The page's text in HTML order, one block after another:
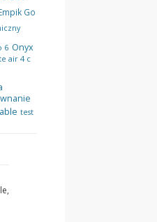
Go
6 Onyx
air 4 c
test